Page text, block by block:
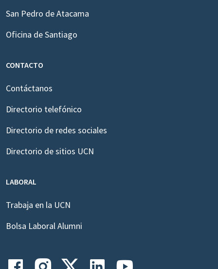
San Pedro de Atacama
Oficina de Santiago
CONTACTO
Contáctanos
Directorio telefónico
Directorio de redes sociales
Directorio de sitios UCN
LABORAL
Trabaja en la UCN
Bolsa Laboral Alumni